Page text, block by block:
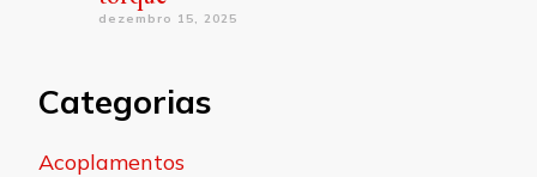
dezembro 15, 2025
Categorias
Acoplamentos